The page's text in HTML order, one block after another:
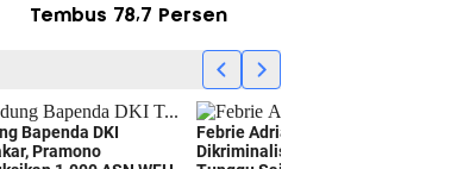
Tembus 78,7 Persen